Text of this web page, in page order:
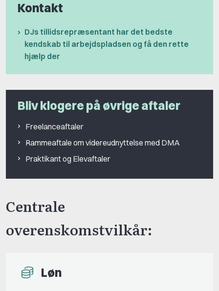
Kontakt
DJs tillidsrepræsentant har det bedste
kendskab til arbejdspladsen og få den rette
hjælp der
Bliv klogere på øvrige aftaler
Freelanceaftaler
Rammeaftale om videreudnyttelse med DMA
Praktikant og Elevaftaler
Centrale
overenskomstvilkår:
Løn